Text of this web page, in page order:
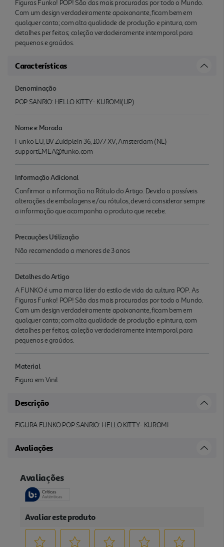
Figuras Funko! POP! São das mais procuradas por todo o Mundo.
Com um design verdadeiramente apaixonante, ficam bem em
qualquer canto; com alta qualidade de produção e pintura, com
detalhes per feitos; coleção verdadeiramente intemporal para
pequenos e graúdos.
Características
Denominação
POP SANRIO: HELLO KITTY- KUROMI(UP)
Nome e Morada
Funko EU, BV Zuidplein 36, 1077 XV, Amsterdam (NL)
supportEMEA@funko.com
Informação Adicional
Confirmar a informação no Rótulo do Artigo. Devido a possíveis
alterações de embalagens e/ou rótulos, deverá considerar sempre
a informação que acompanha o produto que recebe.
Precauções Utilização
Não recomendado a menores de 3 anos
Detalhes do Artigo
A FUNKO é uma marca líder do estilo de vida da cultura POP. As
Figuras Funko! POP! São das mais procuradas por todo o Mundo.
Com um design verdadeiramente apaixonante, ficam bem em
qualquer canto; com alta qualidade de produção e pintura, com
detalhes per feitos; coleção verdadeiramente intemporal para
pequenos e graúdos.
Material
Figura em Vinil
Descrição
FIGURA FUNKO POP SANRIO: HELLO KITTY- KUROMI
Avaliações